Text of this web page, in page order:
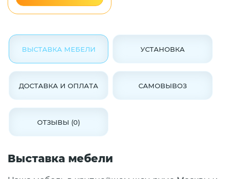
ВЫСТАВКА МЕБЕЛИ УСТАНОВКА
ДОСТАВКА И ОПЛАТА САМОВЫВОЗ
ОТЗЫВЫ (0)
Выставка мебели